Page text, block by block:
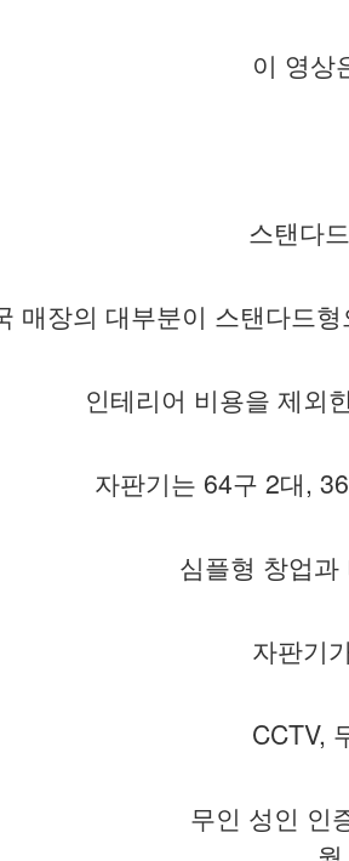
이 영상
스탠다
매장의 대부분이 스탠다드
인테리어 비용을 제외
자판기는 64구 2대,
심플형 창업
자판기
CCTV,
무인 성인 인